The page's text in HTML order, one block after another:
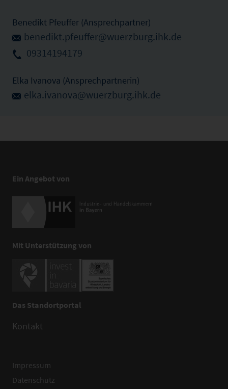
Benedikt Pfeuffer (Ansprechpartner)
benedikt.pfeuffer@wuerzburg.ihk.de
09314194179
Elka Ivanova (Ansprechpartnerin)
elka.ivanova@wuerzburg.ihk.de
Ein Angebot von
Mit Unterstützung von
Das Standortportal
Kontakt
Impressum
Datenschutz